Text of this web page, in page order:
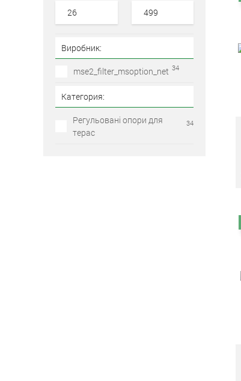
Виробник:
mse2_filter_msoption_net 34
Категория:
Регульовані опори для
терас
34